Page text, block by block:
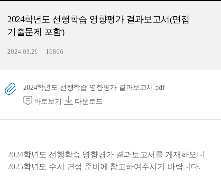
2024학년도 선행학습 영향평가 결과보고서(면접
기출문제 포함)
2024.03.29 16866
2024학년도 선행학습 영향평가 결과보고서.pdf
바로보기
다운로드
2024학년도 선행학습 영향평가 결과보고서를 게재하오니
2025학년도 수시 면접 준비에 참고하여주시기 바랍니다.